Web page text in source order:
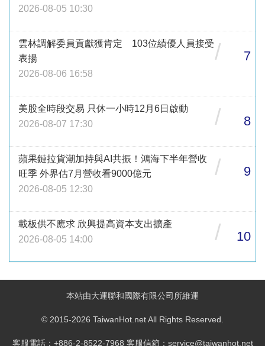
2026-08-05 10:30
雲林調解委員貢獻獲肯定 103位績優人員接受
表揚
2026-08-06 16:58
/ 7
美股全時段交易 只休一小時12月6日啟動
2026-08-07 17:30
/ 8
蘋果鏈拉貨潮加持與AI共振！鴻海下半年營收
旺季 外界估7月營收看9000億元
2026-08-05 12:30
/ 9
載板供不應求 欣興提高資本支出擴產
2026-08-05 14:00
/ 10
本站由大運聯和國際有限公司所維運
© 2015-2026 TaiwanHot.net All Rights Reserved.
客服電話：+886-2-8522-7968 客服信箱：service@taiwanhot.net